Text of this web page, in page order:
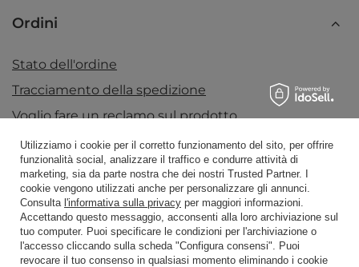
Ordini
Stato dell'ordine
Tracciamento della spedizione
Voglio fare un reclamo sul prodotto
Voglio restituire un prodotto
Voglio scambiare la merce
Contatto
Conto
Utilizziamo i cookie per il corretto funzionamento del sito, per offrire
funzionalità social, analizzare il traffico e condurre attività di
marketing, sia da parte nostra che dei nostri Trusted Partner. I
cookie vengono utilizzati anche per personalizzare gli annunci.
Consulta l'informativa sulla privacy per maggiori informazioni.
Accettando questo messaggio, acconsenti alla loro archiviazione sul
tuo computer. Puoi specificare le condizioni per l'archiviazione o
l'accesso cliccando sulla scheda "Configura consensi". Puoi
revocare il tuo consenso in qualsiasi momento eliminando i cookie